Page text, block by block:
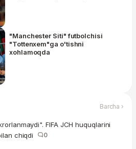
"Manchester Siti" futbolchisi
"Tottenxem"ga o'tishni
xohlamoqda
Barcha ›
FIFA JCH huquqlarini
chiqdi
0